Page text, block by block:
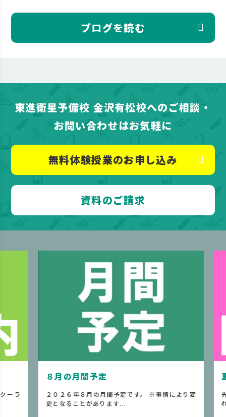
ブログを読む
東進衛星予備校 金沢有松校へのご相談・
お問い合わせはお気軽に
無料体験授業のお申し込み
資料のご請求
ラ
８月の月間予定
２０２６年８月の月間予定です。 ※事情により変
更となることがあります...
先
れ